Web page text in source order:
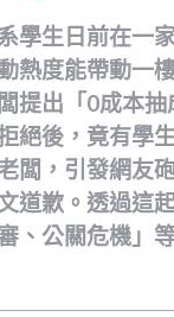
學生日前在一
熱度能帶動一
提出「0成本
絕後，竟有學
闆，引發網友
道歉。透過這
、公關危機」